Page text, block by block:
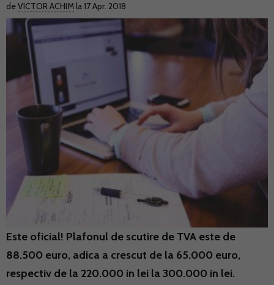
deVICTOR ACHIM la 17 Apr. 2018
Este oficial! Plafonul de scutire de TVA este de
88.500 euro, adica a crescut de la 65.000 euro,
respectiv de la 220.000 in lei la 300.000 in lei.